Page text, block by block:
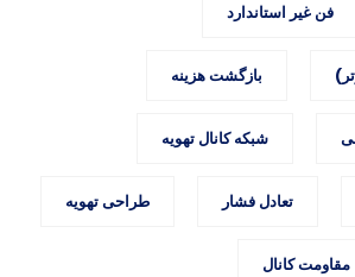
فن غیر استاندارد
بازگشت هزینه
شبکه کانال تهویه
تعادل فشار طراحی تهویه
مقاومت کانال